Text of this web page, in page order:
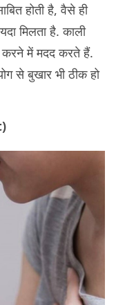
होती है, वैसे ही
मिलता है. काली
करने में मदद करते हैं.
से बुखार भी ठीक हो